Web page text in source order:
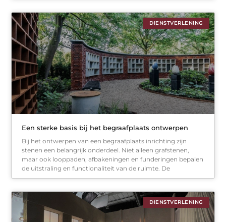
DIENSTVERLENING
Een sterke basis bij het begraafplaats ontwerpen
Bij het ontwerpen van een begraafplaats inrichting zijn
stenen een belangrijk onderdeel. Niet alleen grafstenen,
maar ook looppaden, afbakeningen en funderingen bepalen
de uitstraling en functionaliteit van de ruimte. De
DIENSTVERLENING